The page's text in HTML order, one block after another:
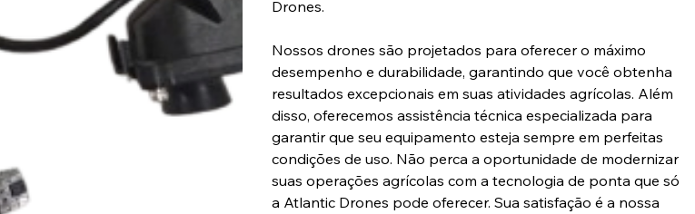
Drones.
Nossos drones são projetados para oferecer o máximo
desempenho e durabilidade, garantindo que você obtenha
resultados excepcionais em suas atividades agrícolas. Além
disso, oferecemos assistência técnica especializada para
garantir que seu equipamento esteja sempre em perfeitas
condições de uso. Não perca a oportunidade de modernizar
suas operações agrícolas com a tecnologia de ponta que só
a Atlantic Drones pode oferecer. Sua satisfação é a nossa